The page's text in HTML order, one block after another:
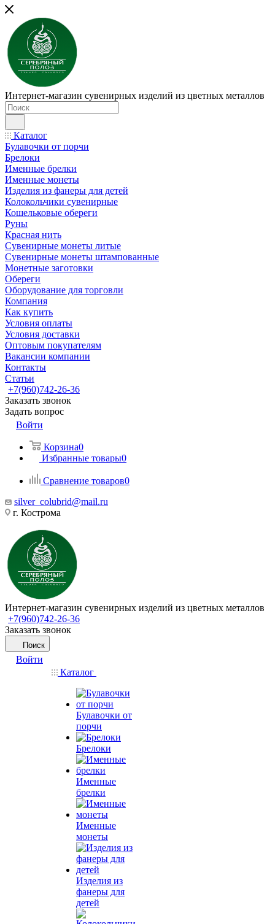
Интернет-магазин сувенирных изделий из цветных металлов
Каталог
Булавочки от порчи
Брелоки
Именные брелки
Именные монеты
Изделия из фанеры для детей
Колокольчики сувенирные
Кошельковые обереги
Руны
Красная нить
Сувенирные монеты литые
Сувенирные монеты штампованные
Монетные заготовки
Обереги
Оборудование для торговли
Компания
Как купить
Условия оплаты
Условия доставки
Оптовым покупателям
Вакансии компании
Контакты
Статьи
+7(960)742-26-36
Заказать звонок
Задать вопрос
Войти
Корзина0
Избранные товары0
Сравнение товаров0
silver_colubrid@mail.ru
г. Кострома
Интернет-магазин сувенирных изделий из цветных металлов
+7(960)742-26-36
Заказать звонок
Поиск
Войти
Каталог
Булавочки от
порчи
Брелоки
Именные
брелки
Именные
монеты
Изделия из
фанеры для
детей